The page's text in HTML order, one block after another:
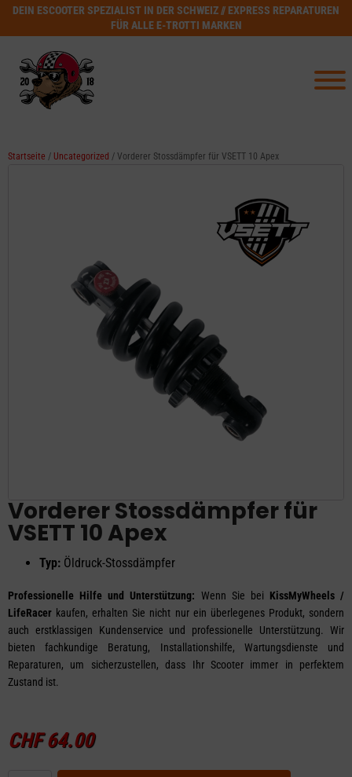
DEIN ESCOOTER SPEZIALIST IN DER SCHWEIZ // EXPRESS REPARATUREN
FÜR ALLE E-TROTTI MARKEN
Startseite / Uncategorized / Vorderer Stossdämpfer für VSETT 10 Apex
Vorderer Stossdämpfer für
VSETT 10 Apex
Typ: Öldruck-Stossdämpfer
Professionelle Hilfe und Unterstützung: Wenn Sie bei KissMyWheels /
LifeRacer kaufen, erhalten Sie nicht nur ein überlegenes Produkt, sondern
auch erstklassigen Kundenservice und professionelle Unterstützung. Wir
bieten fachkundige Beratung, Installationshilfe, Wartungsdienste und
Reparaturen, um sicherzustellen, dass Ihr Scooter immer in perfektem
Zustand ist.
CHF64.00